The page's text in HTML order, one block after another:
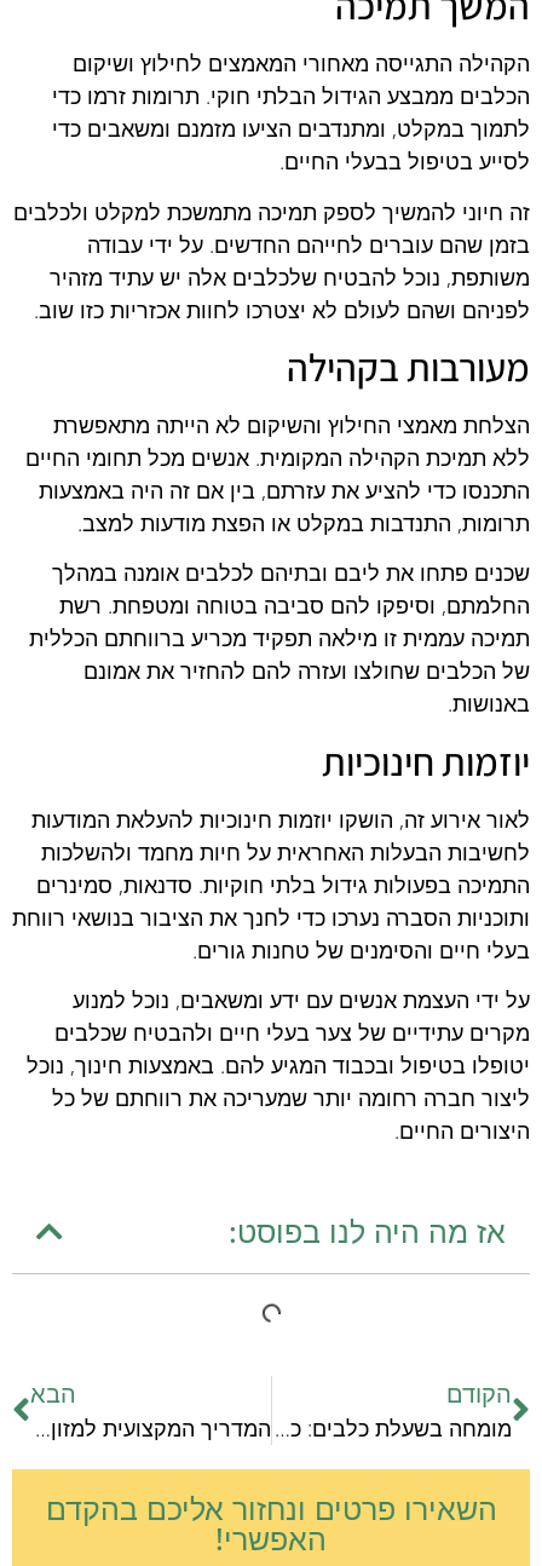
הקהילה התגייסה מאחורי המאמצים לחילוץ ושיקום
הכלבים ממבצע הגידול הבלתי חוקי. תרומות זרמו כדי
לתמוך במקלט, ומתנדבים הציעו מזמנם ומשאבים כדי
לסייע בטיפול בבעלי החיים.
זה חיוני להמשיך לספק תמיכה מתמשכת למקלט ולכלבים
בזמן שהם עוברים לחייהם החדשים. על ידי עבודה
משותפת, נוכל להבטיח שלכלבים אלה יש עתיד מזהיר
לפניהם ושהם לעולם לא יצטרכו לחוות אכזריות כזו שוב.
מעורבות בקהילה
הצלחת מאמצי החילוץ והשיקום לא הייתה מתאפשרת
ללא תמיכת הקהילה המקומית. אנשים מכל תחומי החיים
התכנסו כדי להציע את עזרתם, בין אם זה היה באמצעות
תרומות, התנדבות במקלט או הפצת מודעות למצב.
שכנים פתחו את ליבם ובתיהם לכלבים אומנה במהלך
החלמתם, וסיפקו להם סביבה בטוחה ומטפחת. רשת
תמיכה עממית זו מילאה תפקיד מכריע ברווחתם הכללית
של הכלבים שחולצו ועזרה להם להחזיר את אמונם
באנושות.
יוזמות חינוכיות
לאור אירוע זה, הושקו יוזמות חינוכיות להעלאת המודעות
לחשיבות הבעלות האחראית על חיות מחמד ולהשלכות
התמיכה בפעולות גידול בלתי חוקיות. סדנאות, סמינרים
ותוכניות הסברה נערכו כדי לחנך את הציבור בנושאי רווחת
בעלי חיים והסימנים של טחנות גורים.
על ידי העצמת אנשים עם ידע ומשאבים, נוכל למנוע
מקרים עתידיים של צער בעלי חיים ולהבטיח שכלבים
יטופלו בטיפול ובכבוד המגיע להם. באמצעות חינוך, נוכל
ליצור חברה רחומה יותר שמעריכה את רווחתם של כל
היצורים החיים.
אז מה היה לנו בפוסט:
הקודם
מומחה בשעלת כלבים: כמה זמן זה מדבק?
הבא
המדריך המקצועית למזון מתאים לכלבים
השאירו פרטים ונחזור אליכם בהקדם
האפשרי!